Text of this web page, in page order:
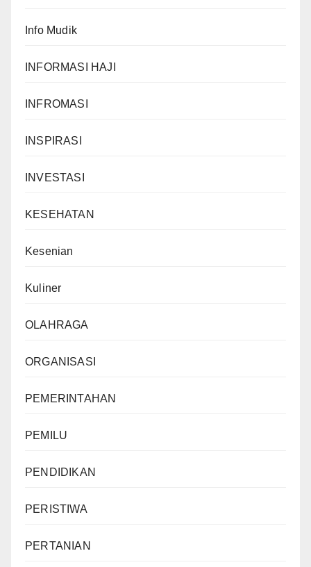
Info Mudik
INFORMASI HAJI
INFROMASI
INSPIRASI
INVESTASI
KESEHATAN
Kesenian
Kuliner
OLAHRAGA
ORGANISASI
PEMERINTAHAN
PEMILU
PENDIDIKAN
PERISTIWA
PERTANIAN